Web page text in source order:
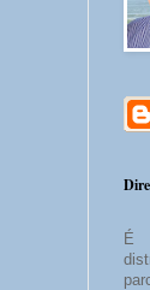
É